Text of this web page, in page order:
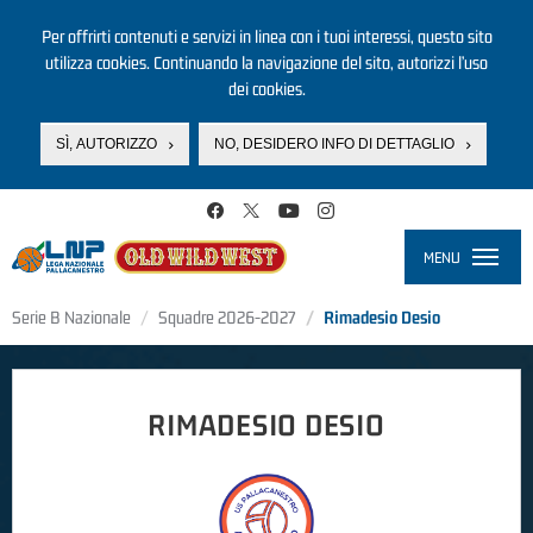
Per offrirti contenuti e servizi in linea con i tuoi interessi, questo sito
utilizza cookies. Continuando la navigazione del sito, autorizzi l’uso
dei cookies.
SÌ, AUTORIZZO NO, DESIDERO INFO DI DETTAGLIO
MENU
Serie B Nazionale Squadre 2026-2027 Rimadesio Desio
RIMADESIO DESIO